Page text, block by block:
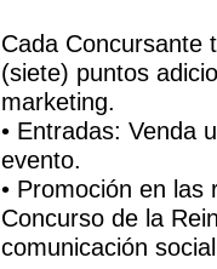
Cada Concursante
(siete) puntos
marketing.
• Entradas: Venda
evento.
• Promoción en
Concurso de la
comunicación